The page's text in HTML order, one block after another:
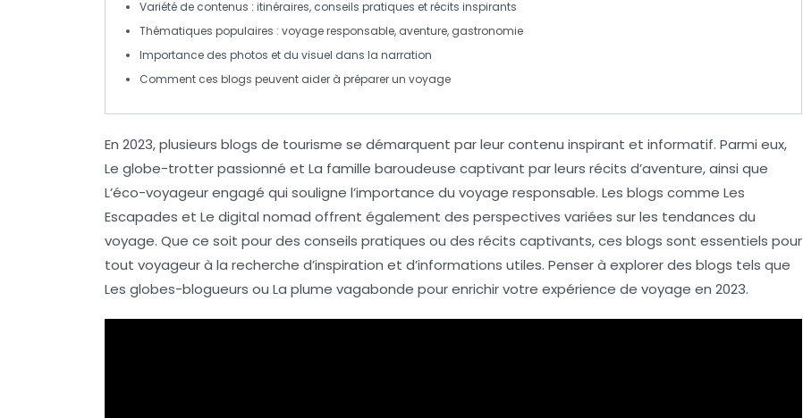
Variété de contenus : itinéraires, conseils pratiques etrécits inspirants
Thématiques populaires : voyage responsable, aventure, gastronomie
Importance des photos et du visuel dans la narration
Comment ces blogs peuvent aider à préparer un voyage
En 2023, plusieurs blogs de tourisme se démarquent par leur contenu inspirant et informatif. Parmi eux,
Le globe-trotter passionné et La famille baroudeuse captivant par leurs récits d’aventure, ainsi que
L’éco-voyageur engagé qui souligne l’importance du voyage responsable. Les blogs comme Les
Escapades et Le digital nomad offrent également des perspectives variées surles tendances du
voyage. Que ce soit pour des conseils pratiques ou des récits captivants, ces blogs sont essentiels pour
tout voyageur à la recherche d’inspiration et d’informations utiles. Penser à explorer des blogs tels que
Les globes-blogueurs ou La plume vagabonde pour enrichir votre expérience de voyage en 2023.